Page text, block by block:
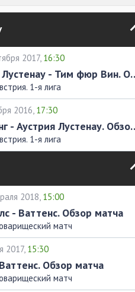
2017, 16:30
Аустрия
1-я лига
2016, 17:30
Лиферинг -
1-я лига
2018, 15:00
- Ваттенс. Обзор матча
матч
2017, 15:30
Обзор матча
матч